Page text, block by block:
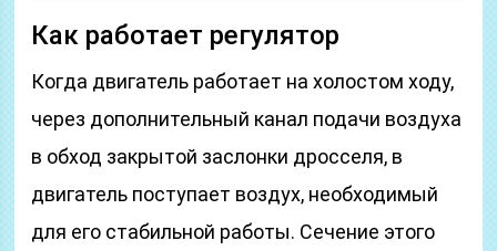
Как работает регулятор
Когда двигатель работает на холостом ходу,
через дополнительный канал подачи воздуха
в обход закрытой заслонки дросселя, в
двигатель поступает воздух, необходимый
для его стабильной работы. Сечение этого